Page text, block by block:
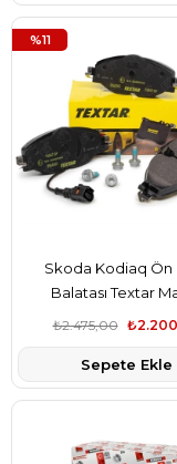
Skoda Kodiaq Ön
Balatası Textar
8V0698151
₺2.475,00
Sepete Ekle
%11